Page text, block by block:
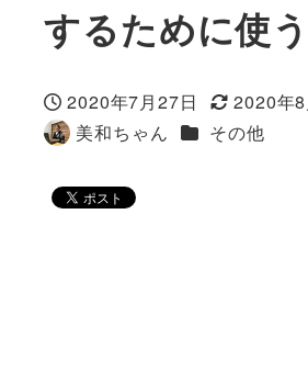
するために使
投稿日
2020年7月27日
更新日
2020年
著
美和ちゃん カテゴリー
その他